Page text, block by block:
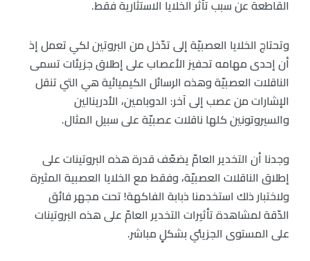
القاطعة عن سبب تأثر الخلايا الاستثارية فقط.
وتحتاج الخلايا العصبيّة إلى تدّخل من البروتين لكي تعمل إذ
أن إحدى مهامه تحفيز الأعصاب على إطلاق جزيئات تسمى
الناقلات العصبيّة وهذه الرسائل الكيميائية هي التي تنقل
الإشارات من عصب إلى آخر: الدوبامين، الأدرينالين
والسيروتونين كلها ناقلات عصبيّة على سبيل المثال.
وجدنا أن التخدير العامّ يضعّف قدرة هذه البروتينات على
إطلاق الناقلات العصبيّة، وفقط مع الخلايا العصبية المثيرة
ولاختبار ذلك استخدمنا ذبابة الفاكهة! تحت مجهر فائق
الدّقة لمشاهدة تأثيرات التخدير العامّ على هذه البروتينات
على المستوى الجزيئي بشكلٍ مباشر.